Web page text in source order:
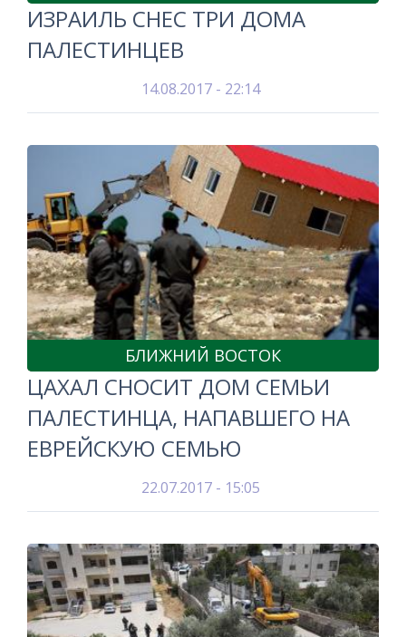
ИЗРАИЛЬ СНЕС ТРИ ДОМА
ПАЛЕСТИНЦЕВ
14.08.2017 - 22:14
БЛИЖНИЙ ВОСТОК
ЦАХАЛ СНОСИТ ДОМ СЕМЬИ
ПАЛЕСТИНЦА, НАПАВШЕГО НА
ЕВРЕЙСКУЮ СЕМЬЮ
22.07.2017 - 15:05